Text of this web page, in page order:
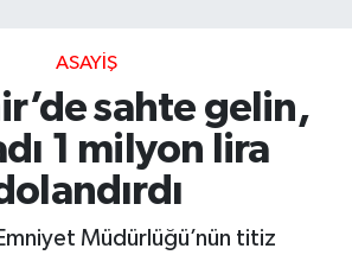
ASAYIŞ
sahte gelin,
1 milyon lira
Müdürlüğü’nün titiz